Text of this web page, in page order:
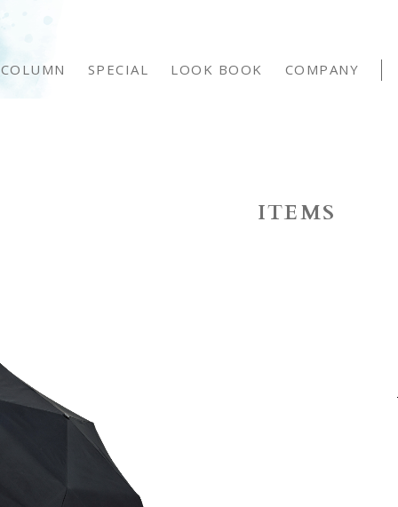
COLUMN SPECIAL LOOK BOOK COMPANY
ITEMS